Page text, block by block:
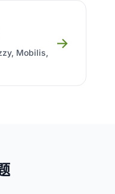
Mobilis,
→